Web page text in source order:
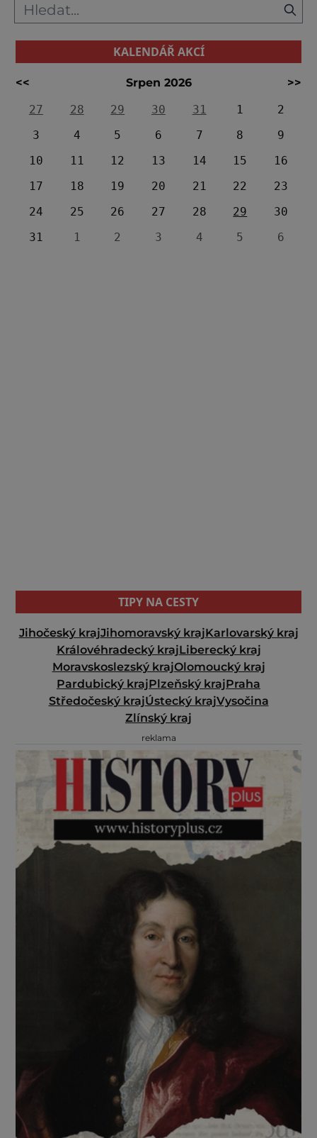
KALENDÁŘ AKCÍ
<< Srpen 2026
>>
27
28 29 30 31 1
2
3
4 5 6 7 8
9
10
11 12 13 14 15
16
17
18 19 20 21 22
23
24
25 26 27 28 29
30
31
1 2 3 4 5 6
TIPY NA CESTY
Jihočeský krajJihomoravský krajKarlovarský kraj
Královéhradecký krajLiberecký kraj
Moravskoslezský krajOlomoucký kraj
Pardubický krajPlzeňský krajPraha
Středočeský krajÚstecký krajVysočina
Zlínský kraj
reklama